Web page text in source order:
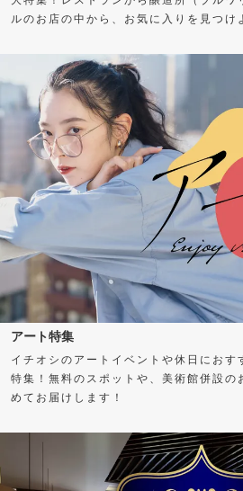
ルのお店の中から、お気に入りを見つけ
アート特集
イチオシのアートイベントや休日におす
特集！無料のスポットや、美術館併設の
めてお届けします！